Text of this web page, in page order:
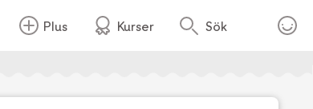
Plus Kurser Sök
Foto:2 AM